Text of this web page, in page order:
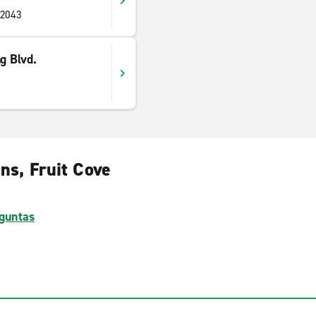
Blvd.
Fruit Cove